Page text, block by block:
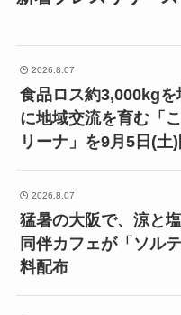
2026.8.07
食品ロス約3,000kg
に地域交流を育む「
リーナ」を9月5日(土
2026.8.07
猛暑の大阪で、涼と
同伴カフェが「ソル
料配布